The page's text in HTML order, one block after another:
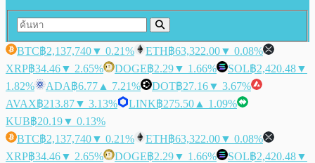
BTC฿2,137,740▼ 0.21% ETH฿63,322.00▼ 0.08%
XRP฿34.46▼ 2.65% DOGE฿2.29▼ 1.66% SOL฿2,420.48▼
1.82%
ADA฿6.77 ▲ 7.21% DOT฿27.16▼ 3.67%
AVAX฿213.87▼ 3.13% LINK฿275.50 ▲ 1.09%
KUB฿20.19▼ 0.13%
BTC฿2,137,740▼ 0.21% ETH฿63,322.00▼ 0.08%
XRP฿34.46▼ 2.65% DOGE฿2.29▼ 1.66% SOL฿2,420.48▼